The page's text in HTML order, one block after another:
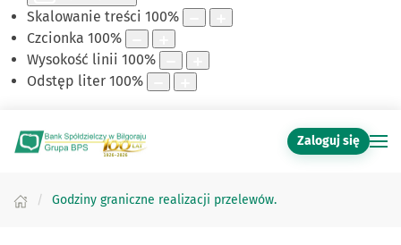
Skalowanie treści 100%
Czcionka 100%
Wysokość linii 100%
Odstęp liter 100%
Zaloguj się
Godziny graniczne realizacji przelewów.